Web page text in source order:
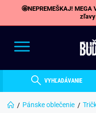
🤩NEPREMEŠKAJ!
VYHĽADÁVANIE
Pánske oblečenie